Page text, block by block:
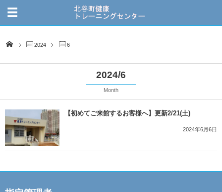
2024 6
2024/6
Month
【初めてご来館するお客様へ】更新2/21(土)
2024年6月6日